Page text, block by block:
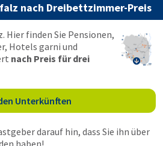
nach Dreibettzimmer-Preis

Hier finden Sie Pensionen,
Hotels garni und
nach Preis für drei
Unterkünften
darauf hin, dass Sie ihn über
haben!